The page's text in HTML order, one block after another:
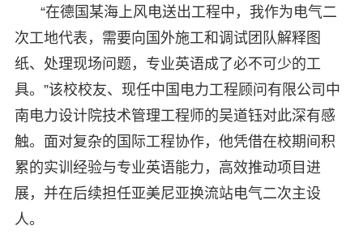
“在德国某海上风电送出工程中，我作为电气二
次工地代表，需要向国外施工和调试团队解释图
纸、处理现场问题，专业英语成了必不可少的工
具。”该校校友、现任中国电力工程顾问有限公司中
南电力设计院技术管理工程师的吴道钰对此深有感
触。面对复杂的国际工程协作，他凭借在校期间积
累的实训经验与专业英语能力，高效推动项目进
展，并在后续担任亚美尼亚换流站电气二次主设
人。